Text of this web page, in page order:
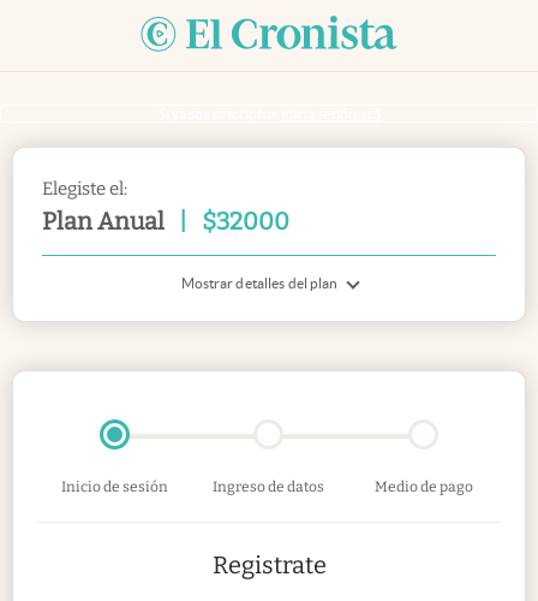
Elegiste el:
Plan Anual $32000
Mostrar detalles del plan
Inicio de sesión Ingreso de datos Medio de pago
Registrate